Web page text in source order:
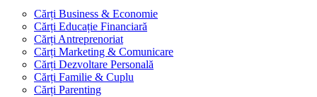
Cărți Business & Economie
Cărți Educație Financiară
Cărți Antreprenoriat
Cărți Marketing & Comunicare
Cărți Dezvoltare Personală
Cărți Familie & Cuplu
Cărți Parenting